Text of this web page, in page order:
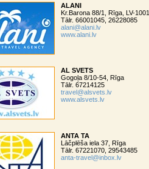
ALANI
Kr.Barona 88/1, Rīga, LV-1001
Tālr. 66001045, 26228085
alani@alani.lv
www.alani.lv
AL SVETS
Gogoļa 8/10-54, Rīga
Tālr. 67214125
travel@alsvets.lv
www.alsvets.lv
ANTA TA
Lāčplēša iela 37, Rīga
Tālr. 67221070, 29543485
anta-travel@inbox.lv